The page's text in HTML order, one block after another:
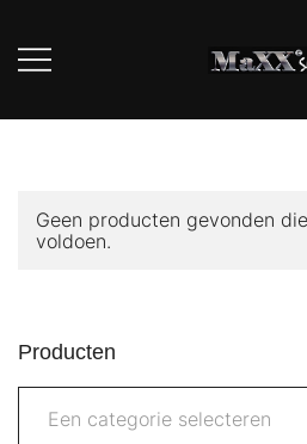
de
inhoud
Geen producten gevonden
voldoen.
Producten
Een categorie selecteren